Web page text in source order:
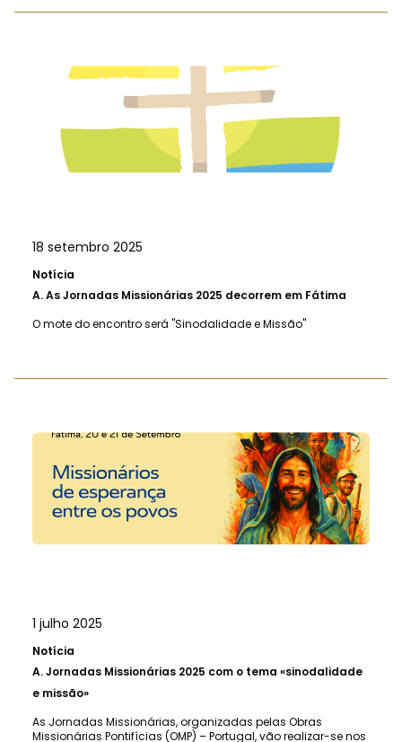
18 setembro 2025
Notícia
A.As Jornadas Missionárias 2025 decorrem em Fátima
O mote do encontro será "Sinodalidade e Missão"
1 julho 2025
Notícia
A.Jornadas Missionárias 2025 com o tema «sinodalidade
e missão»
As Jornadas Missionárias, organizadas pelas Obras
Missionárias Pontifícias (OMP) – Portugal, vão realizar-se nos